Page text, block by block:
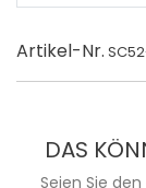
Artikel-Nr.
DAS
Seien Sie